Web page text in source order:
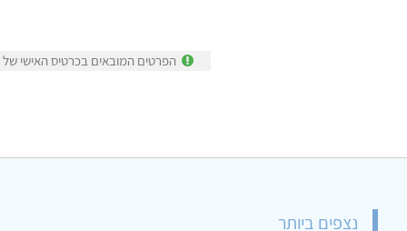
הפרטים המובאים בכרטיס האישי של
נצפים ביותר